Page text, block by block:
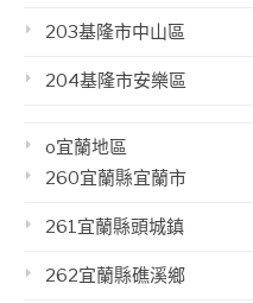
203基隆市中山區
204基隆市安樂區
o宜蘭地區
260宜蘭縣宜蘭市
261宜蘭縣頭城鎮
262宜蘭縣礁溪鄉